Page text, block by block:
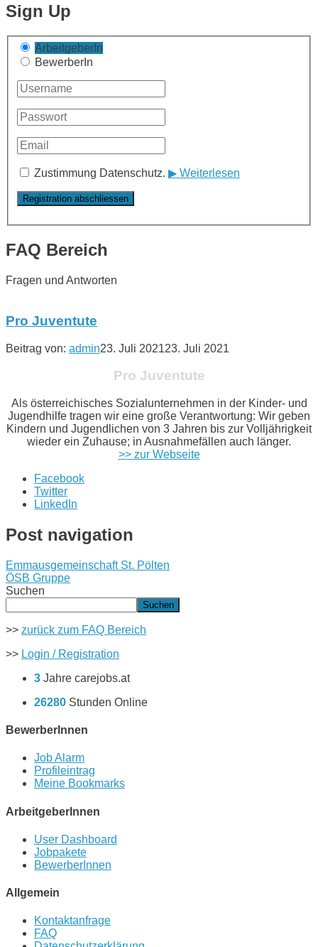
Sign Up
ArbeitgeberIn
BewerberIn
Zustimmung Datenschutz. ▶ Weiterlesen
FAQ Bereich
Fragen und Antworten
Pro Juventute
Beitrag von: admin23. Juli 202123. Juli 2021
Pro Juventute
Als österreichisches Sozialunternehmen in der Kinder- und
Jugendhilfe tragen wir eine große Verantwortung: Wir geben
Kindern und Jugendlichen von 3 Jahren bis zur Volljährigkeit
wieder ein Zuhause; in Ausnahmefällen auch länger.
>> zur Webseite
Facebook
Twitter
LinkedIn
Post navigation
Emmausgemeinschaft St. Pölten
ÖSB Gruppe
Suchen
Suchen
>> zurück zum FAQ Bereich
>> Login / Registration
3 Jahre carejobs.at
26280 Stunden Online
BewerberInnen
Job Alarm
Profileintrag
Meine Bookmarks
ArbeitgeberInnen
User Dashboard
Jobpakete
BewerberInnen
Allgemein
Kontaktanfrage
FAQ